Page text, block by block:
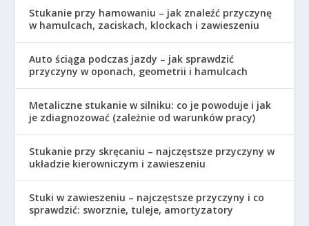
Stukanie przy hamowaniu – jak znaleźć przyczynę
w hamulcach, zaciskach, klockach i zawieszeniu
Auto ściąga podczas jazdy – jak sprawdzić
przyczyny w oponach, geometrii i hamulcach
Metaliczne stukanie w silniku: co je powoduje i jak
je zdiagnozować (zależnie od warunków pracy)
Stukanie przy skręcaniu – najczęstsze przyczyny w
układzie kierowniczym i zawieszeniu
Stuki w zawieszeniu – najczęstsze przyczyny i co
sprawdzić: sworznie, tuleje, amortyzatory